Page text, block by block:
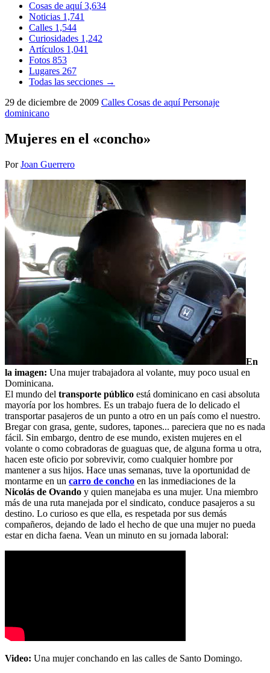
Cosas de aquí3,634
Noticias 1,741
Calles 1,544
Curiosidades 1,242
Artículos 1,041
Fotos 853
Lugares 267
Todas las secciones →
29 de diciembre de 2009 Calles Cosas de aquíPersonaje
dominicano
Mujeres en el «concho»
PorJoan Guerrero
En
la imagen: Una mujer trabajadora al volante, muy poco usual en
Dominicana.
El mundo del transporte público está dominicano en casi absoluta
mayoría por los hombres. Es un trabajo fuera de lo delicado el
transportar pasajeros de un punto a otro en un país como el nuestro.
Bregar con grasa, gente, sudores, tapones... pareciera que no es nada
fácil. Sin embargo, dentro de ese mundo, existen mujeres en el
volante o como cobradoras de guaguas que, de alguna forma u otra,
hacen este oficio por sobrevivir, como cualquier hombre por
mantener a sus hijos. Hace unas semanas, tuve la oportunidad de
montarme en un carro de concho en las inmediaciones de la
Nicolás de Ovando y quien manejaba es una mujer. Una miembro
más de una ruta manejada por el sindicato, conduce pasajeros a su
destino. Lo curioso es que ella, es respetada por sus demás
compañeros, dejando de lado el hecho de que una mujer no pueda
estar en dicha faena. Vean un minuto en su jornada laboral:
Video: Una mujer conchando en las calles de Santo Domingo.